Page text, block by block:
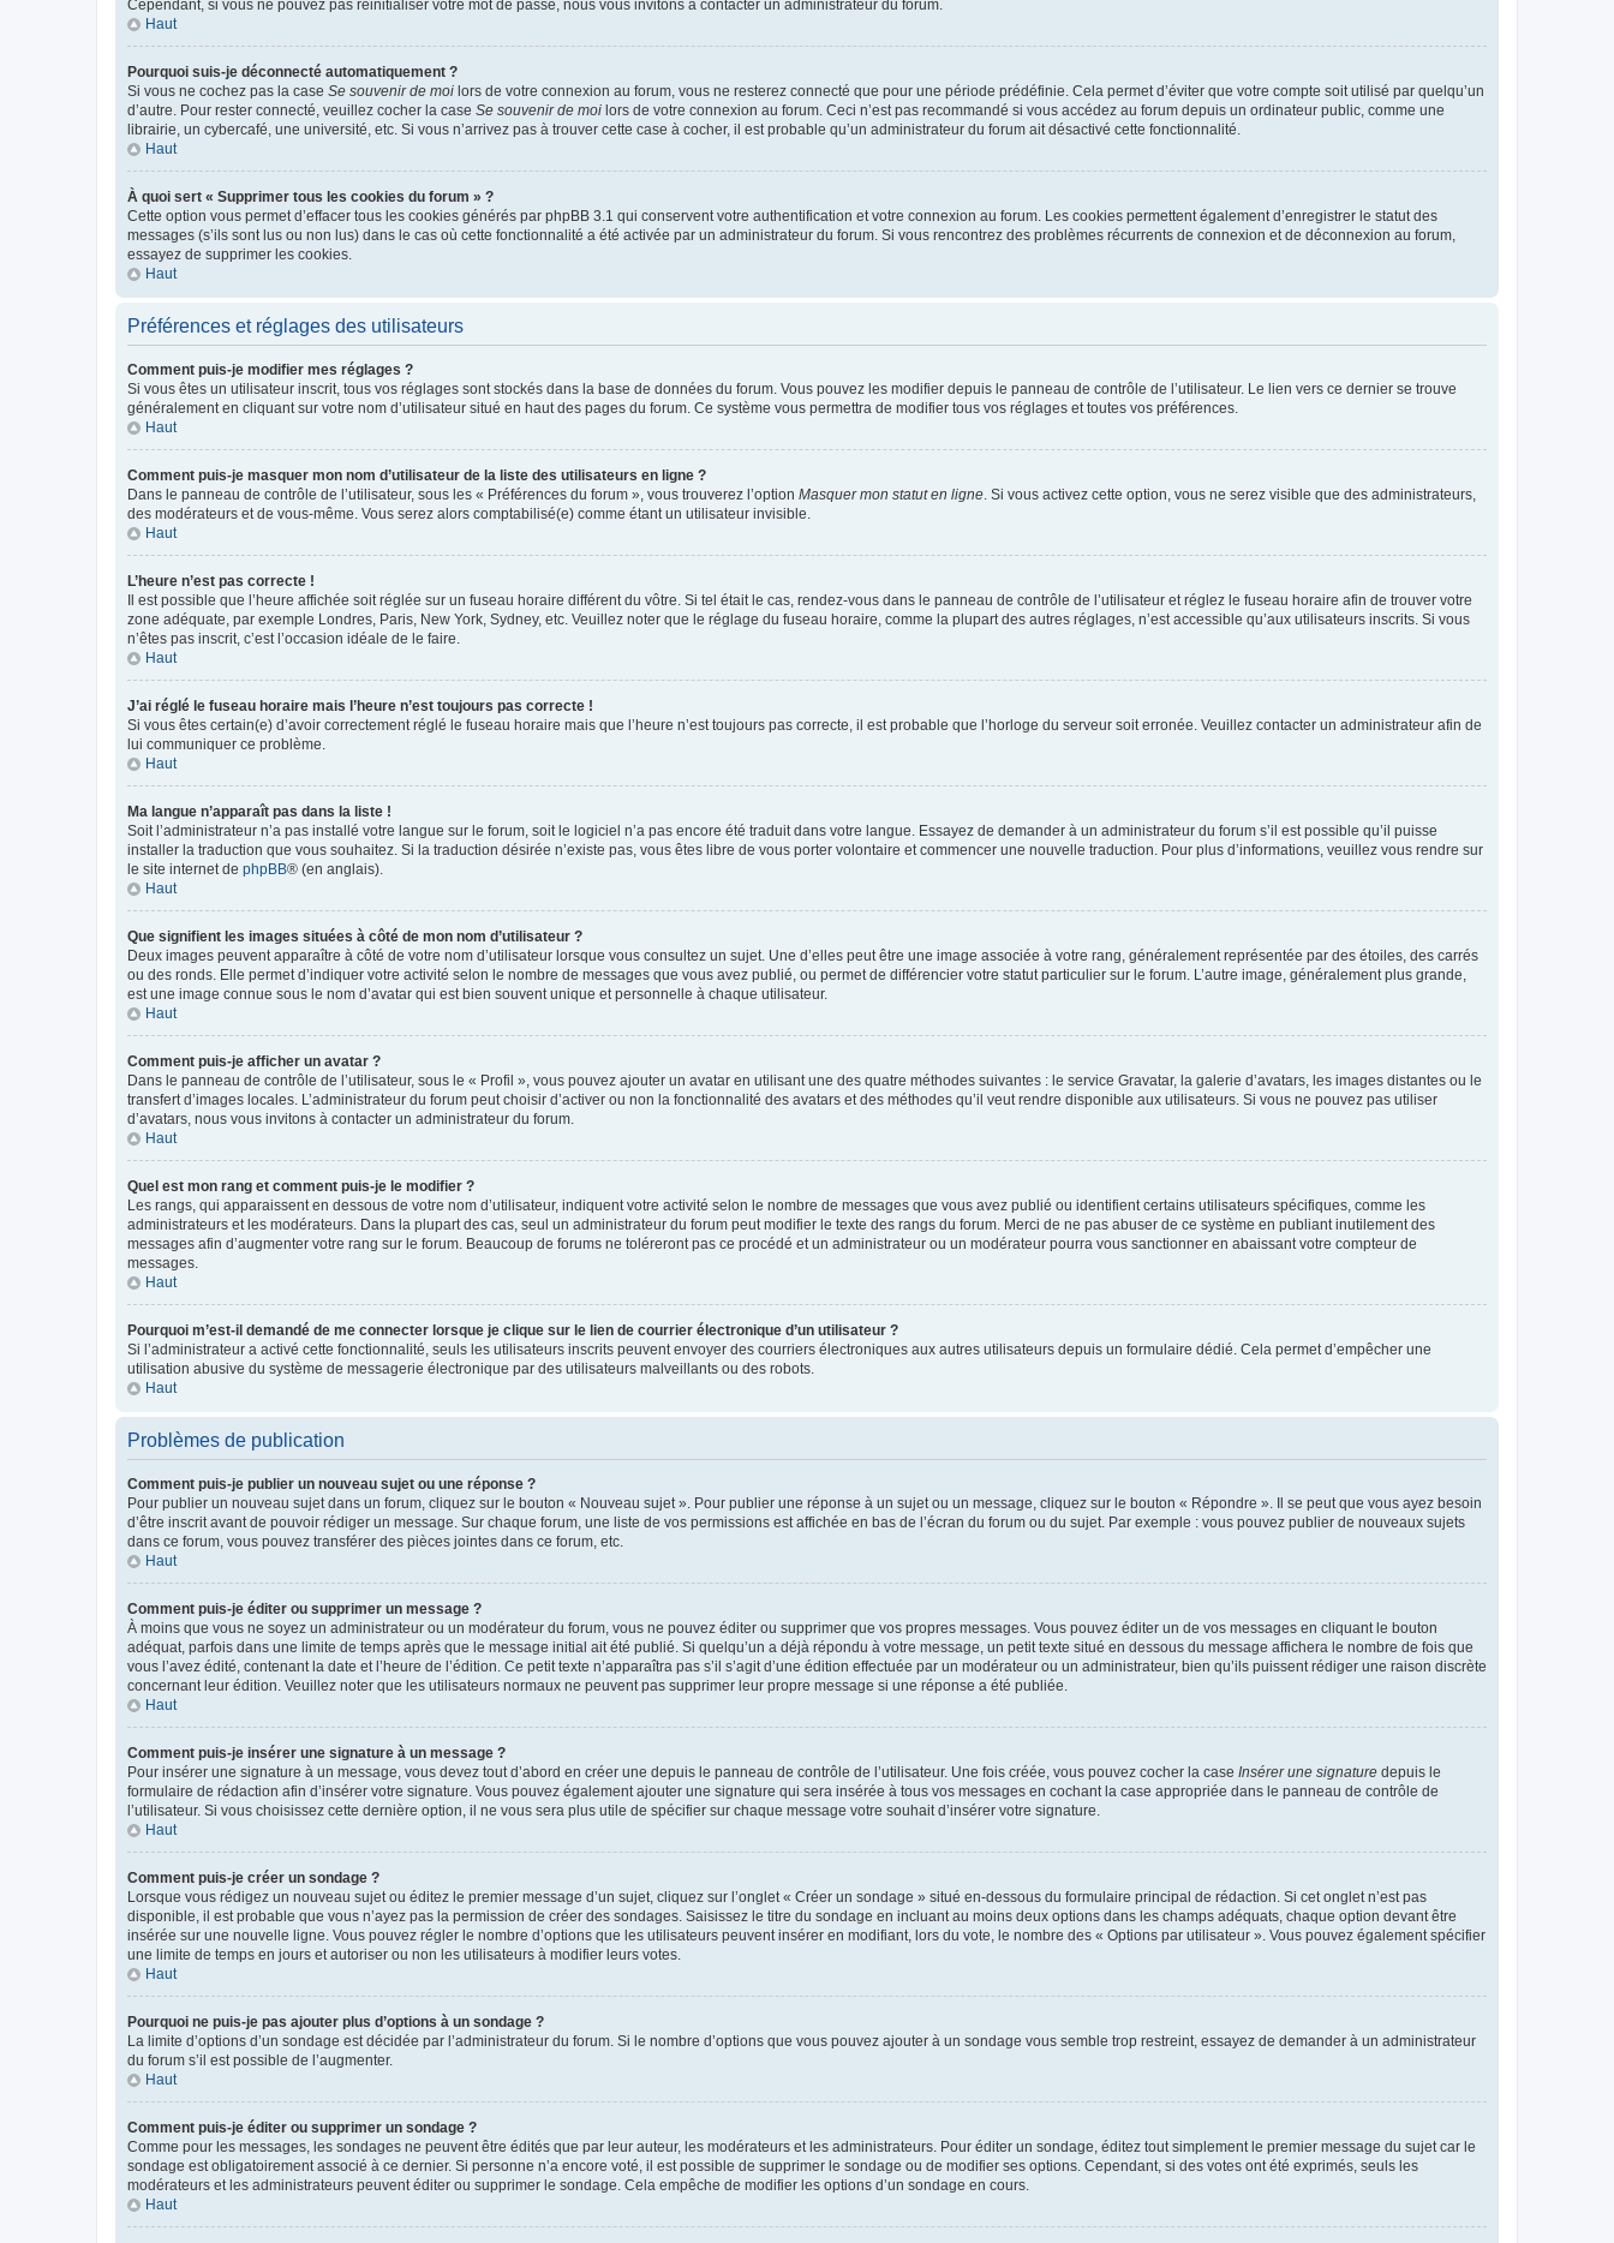
Cependant, si vous ne pouvez pas réinitialiser votre mot de passe, nous vous invitons à contacter un administrateur du forum.
Haut
Pourquoi suis-je déconnecté automatiquement ?
Si vous ne cochez pas la case Se souvenir de moi lors de votre connexion au forum, vous ne resterez connecté que pour une période prédéfinie. Cela permet d’éviter que votre compte soit utilisé par quelqu’un
d’autre. Pour rester connecté, veuillez cocher la case Se souvenir de moi lors de votre connexion au forum. Ceci n’est pas recommandé si vous accédez au forum depuis un ordinateur public, comme une
librairie, un cybercafé, une université, etc. Si vous n’arrivez pas à trouver cette case à cocher, il est probable qu’un administrateur du forum ait désactivé cette fonctionnalité.
Haut
À quoi sert « Supprimer tous les cookies du forum » ?
Cette option vous permet d’effacer tous les cookies générés par phpBB 3.1 qui conservent votre authentification et votre connexion au forum. Les cookies permettent également d’enregistrer le statut des
messages (s’ils sont lus ou non lus) dans le cas où cette fonctionnalité a été activée par un administrateur du forum. Si vous rencontrez des problèmes récurrents de connexion et de déconnexion au forum,
essayez de supprimer les cookies.
Haut
Préférences et réglages des utilisateurs
Comment puis-je modifier mes réglages ?
Si vous êtes un utilisateur inscrit, tous vos réglages sont stockés dans la base de données du forum. Vous pouvez les modifier depuis le panneau de contrôle de l’utilisateur. Le lien vers ce dernier se trouve
généralement en cliquant sur votre nom d’utilisateur situé en haut des pages du forum. Ce système vous permettra de modifier tous vos réglages et toutes vos préférences.
Haut
Comment puis-je masquer mon nom d’utilisateur de la liste des utilisateurs en ligne ?
Dans le panneau de contrôle de l’utilisateur, sous les « Préférences du forum », vous trouverez l’option Masquer mon statut en ligne . Si vous activez cette option, vous ne serez visible que des administrateurs,
des modérateurs et de vous-même. Vous serez alors comptabilisé(e) comme étant un utilisateur invisible.
Haut
L’heure n’est pas correcte !
Il est possible que l’heure affichée soit réglée sur un fuseau horaire différent du vôtre. Si tel était le cas, rendez-vous dans le panneau de contrôle de l’utilisateur et réglez le fuseau horaire afin de trouver votre
zone adéquate, par exemple Londres, Paris, New York, Sydney, etc. Veuillez noter que le réglage du fuseau horaire, comme la plupart des autres réglages, n’est accessible qu’aux utilisateurs inscrits. Si vous
n’êtes pas inscrit, c’est l’occasion idéale de le faire.
Haut
J’ai réglé le fuseau horaire mais l’heure n’est toujours pas correcte !
Si vous êtes certain(e) d’avoir correctement réglé le fuseau horaire mais que l’heure n’est toujours pas correcte, il est probable que l’horloge du serveur soit erronée. Veuillez contacter un administrateur afin de
lui communiquer ce problème.
Haut
Ma langue n’apparaît pas dans la liste !
Soit l’administrateur n’a pas installé votre langue sur le forum, soit le logiciel n’a pas encore été traduit dans votre langue. Essayez de demander à un administrateur du forum s’il est possible qu’il puisse
installer la traduction que vous souhaitez. Si la traduction désirée n’existe pas, vous êtes libre de vous porter volontaire et commencer une nouvelle traduction. Pour plus d’informations, veuillez vous rendre sur
le site internet de phpBB® (en anglais).
Haut
Que signifient les images situées à côté de mon nom d’utilisateur ?
Deux images peuvent apparaître à côté de votre nom d’utilisateur lorsque vous consultez un sujet. Une d’elles peut être une image associée à votre rang, généralement représentée par des étoiles, des carrés
ou des ronds. Elle permet d’indiquer votre activité selon le nombre de messages que vous avez publié, ou permet de différencier votre statut particulier sur le forum. L’autre image, généralement plus grande,
est une image connue sous le nom d’avatar qui est bien souvent unique et personnelle à chaque utilisateur.
Haut
Comment puis-je afficher un avatar ?
Dans le panneau de contrôle de l’utilisateur, sous le « Profil », vous pouvez ajouter un avatar en utilisant une des quatre méthodes suivantes : le service Gravatar, la galerie d’avatars, les images distantes ou le
transfert d’images locales. L’administrateur du forum peut choisir d’activer ou non la fonctionnalité des avatars et des méthodes qu’il veut rendre disponible aux utilisateurs. Si vous ne pouvez pas utiliser
d’avatars, nous vous invitons à contacter un administrateur du forum.
Haut
Quel est mon rang et comment puis-je le modifier ?
Les rangs, qui apparaissent en dessous de votre nom d’utilisateur, indiquent votre activité selon le nombre de messages que vous avez publié ou identifient certains utilisateurs spécifiques, comme les
administrateurs et les modérateurs. Dans la plupart des cas, seul un administrateur du forum peut modifier le texte des rangs du forum. Merci de ne pas abuser de ce système en publiant inutilement des
messages afin d’augmenter votre rang sur le forum. Beaucoup de forums ne toléreront pas ce procédé et un administrateur ou un modérateur pourra vous sanctionner en abaissant votre compteur de
messages.
Haut
Pourquoi m’est-il demandé de me connecter lorsque je clique sur le lien de courrier électronique d’un utilisateur ?
Si l’administrateur a activé cette fonctionnalité, seuls les utilisateurs inscrits peuvent envoyer des courriers électroniques aux autres utilisateurs depuis un formulaire dédié. Cela permet d’empêcher une
utilisation abusive du système de messagerie électronique par des utilisateurs malveillants ou des robots.
Haut
Problèmes de publication
Comment puis-je publier un nouveau sujet ou une réponse ?
Pour publier un nouveau sujet dans un forum, cliquez sur le bouton « Nouveau sujet ». Pour publier une réponse à un sujet ou un message, cliquez sur le bouton « Répondre ». Il se peut que vous ayez besoin
d’être inscrit avant de pouvoir rédiger un message. Sur chaque forum, une liste de vos permissions est affichée en bas de l’écran du forum ou du sujet. Par exemple : vous pouvez publier de nouveaux sujets
dans ce forum, vous pouvez transférer des pièces jointes dans ce forum, etc.
Haut
Comment puis-je éditer ou supprimer un message ?
À moins que vous ne soyez un administrateur ou un modérateur du forum, vous ne pouvez éditer ou supprimer que vos propres messages. Vous pouvez éditer un de vos messages en cliquant le bouton
adéquat, parfois dans une limite de temps après que le message initial ait été publié. Si quelqu’un a déjà répondu à votre message, un petit texte situé en dessous du message affichera le nombre de fois que
vous l’avez édité, contenant la date et l’heure de l’édition. Ce petit texte n’apparaîtra pas s’il s’agit d’une édition effectuée par un modérateur ou un administrateur, bien qu’ils puissent rédiger une raison discrète
concernant leur édition. Veuillez noter que les utilisateurs normaux ne peuvent pas supprimer leur propre message si une réponse a été publiée.
Haut
Comment puis-je insérer une signature à un message ?
Pour insérer une signature à un message, vous devez tout d’abord en créer une depuis le panneau de contrôle de l’utilisateur. Une fois créée, vous pouvez cocher la case Insérer une signature depuis le
formulaire de rédaction afin d’insérer votre signature. Vous pouvez également ajouter une signature qui sera insérée à tous vos messages en cochant la case appropriée dans le panneau de contrôle de
l’utilisateur. Si vous choisissez cette dernière option, il ne vous sera plus utile de spécifier sur chaque message votre souhait d’insérer votre signature.
Haut
Comment puis-je créer un sondage ?
Lorsque vous rédigez un nouveau sujet ou éditez le premier message d’un sujet, cliquez sur l’onglet « Créer un sondage » situé en-dessous du formulaire principal de rédaction. Si cet onglet n’est pas
disponible, il est probable que vous n’ayez pas la permission de créer des sondages. Saisissez le titre du sondage en incluant au moins deux options dans les champs adéquats, chaque option devant être
insérée sur une nouvelle ligne. Vous pouvez régler le nombre d’options que les utilisateurs peuvent insérer en modifiant, lors du vote, le nombre des « Options par utilisateur ». Vous pouvez également spécifier
une limite de temps en jours et autoriser ou non les utilisateurs à modifier leurs votes.
Haut
Pourquoi ne puis-je pas ajouter plus d’options à un sondage ?
La limite d’options d’un sondage est décidée par l’administrateur du forum. Si le nombre d’options que vous pouvez ajouter à un sondage vous semble trop restreint, essayez de demander à un administrateur
du forum s’il est possible de l’augmenter.
Haut
Comment puis-je éditer ou supprimer un sondage ?
Comme pour les messages, les sondages ne peuvent être édités que par leur auteur, les modérateurs et les administrateurs. Pour éditer un sondage, éditez tout simplement le premier message du sujet car le
sondage est obligatoirement associé à ce dernier. Si personne n’a encore voté, il est possible de supprimer le sondage ou de modifier ses options. Cependant, si des votes ont été exprimés, seuls les
modérateurs et les administrateurs peuvent éditer ou supprimer le sondage. Cela empêche de modifier les options d’un sondage en cours.
Haut